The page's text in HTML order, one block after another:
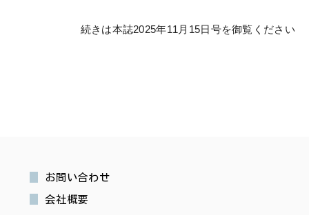
続きは本誌2025年11月15日号を御覧ください
お問い合わせ
会社概要